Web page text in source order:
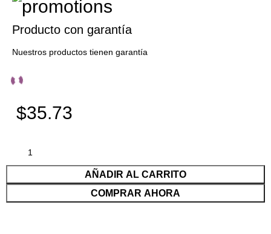
Producto con garantía
Nuestros productos tienen garantía
$35.73
AÑADIR AL CARRITO
COMPRAR AHORA